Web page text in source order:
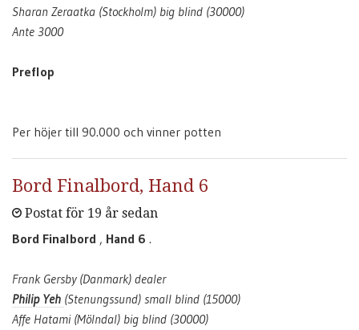
Sharan Zeraatka (Stockholm) big blind (30000)
Ante 3000
Preflop
Per höjer till 90.000 och vinner potten
Bord Finalbord, Hand 6
Postat för 19 år sedan
Bord Finalbord , Hand 6 .
Frank Gersby (Danmark) dealer
Philip Yeh (Stenungssund) small blind (15000)
Affe Hatami (Mölndal) big blind (30000)